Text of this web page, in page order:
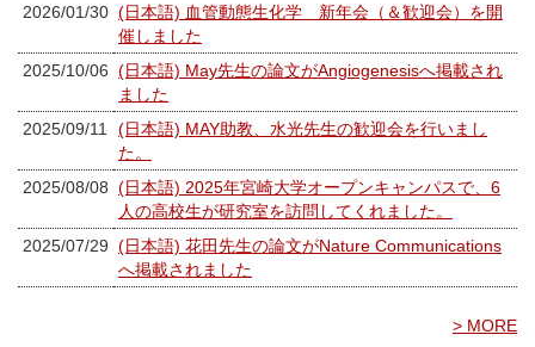
2026/01/30 (日本語) 血管動態生化学 新年会（＆歓迎会）を開
催しました
2025/10/06 (日本語) May先生の論文がAngiogenesisへ掲載され
ました
2025/09/11
(日本語) MAY助教、水光先生の歓迎会を行いまし
た。
2025/08/08 (日本語) 2025年宮崎大学オープンキャンパスで、6
人の高校生が研究室を訪問してくれました。
2025/07/29 (日本語) 花田先生の論文がNature Communications
へ掲載されました
> MORE